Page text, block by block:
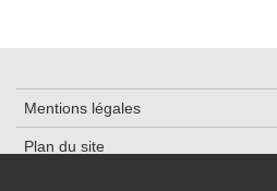
Mentions légales
Plan du site